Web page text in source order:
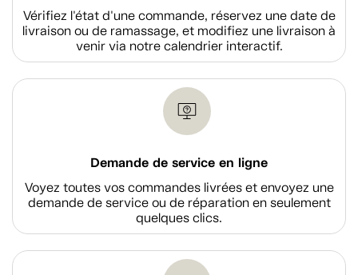
Vérifiez l'état d'une commande, réservez une date de
livraison ou de ramassage, et modifiez une livraison à
venir via notre calendrier interactif.
Demande de service en ligne
Voyez toutes vos commandes livrées et envoyez une
demande de service ou de réparation en seulement
quelques clics.